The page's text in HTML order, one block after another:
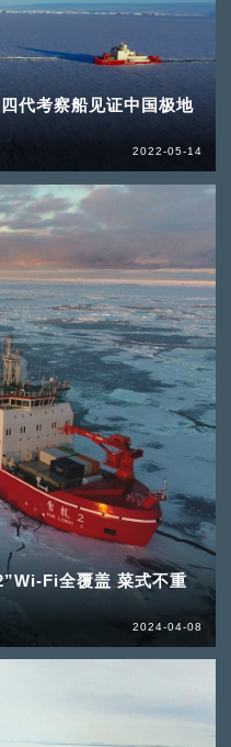
代考察船见证中国极地
2022-05-14
Fi全覆盖 菜式不重
2024-04-08